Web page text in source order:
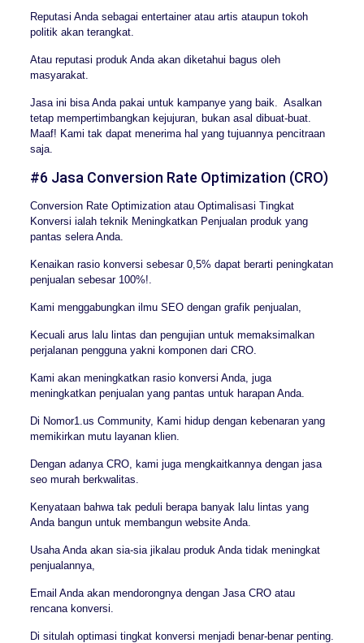
Reputasi Anda sebagai entertainer atau artis ataupun tokoh
politik akan terangkat.
Atau reputasi produk Anda akan diketahui bagus oleh
masyarakat.
Jasa ini bisa Anda pakai untuk kampanye yang baik. Asalkan
tetap mempertimbangkan kejujuran, bukan asal dibuat-buat.
Maaf! Kami tak dapat menerima hal yang tujuannya pencitraan
saja.
#6 Jasa Conversion Rate Optimization (CRO)
Conversion Rate Optimization atau Optimalisasi Tingkat
Konversi ialah teknik Meningkatkan Penjualan produk yang
pantas selera Anda.
Kenaikan rasio konversi sebesar 0,5% dapat berarti peningkatan
penjualan sebesar 100%!.
Kami menggabungkan ilmu SEO dengan grafik penjualan,
Kecuali arus lalu lintas dan pengujian untuk memaksimalkan
perjalanan pengguna yakni komponen dari CRO.
Kami akan meningkatkan rasio konversi Anda, juga
meningkatkan penjualan yang pantas untuk harapan Anda.
Di Nomor1.us Community, Kami hidup dengan kebenaran yang
memikirkan mutu layanan klien.
Dengan adanya CRO, kami juga mengkaitkannya dengan jasa
seo murah berkwalitas.
Kenyataan bahwa tak peduli berapa banyak lalu lintas yang
Anda bangun untuk membangun website Anda.
Usaha Anda akan sia-sia jikalau produk Anda tidak meningkat
penjualannya,
Email Anda akan mendorongnya dengan Jasa CRO atau
rencana konversi.
Di situlah optimasi tingkat konversi menjadi benar-benar penting.